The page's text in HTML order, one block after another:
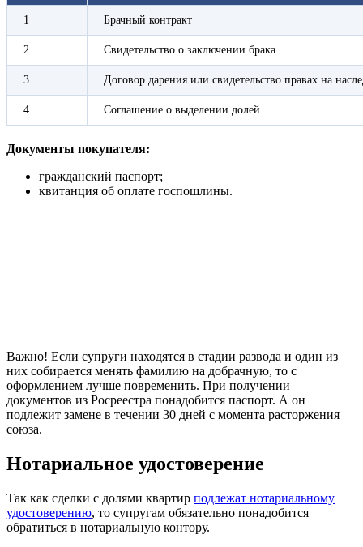
1 Брачный контракт
2 Свидетельство о заключении брака
3 Договор дарения или свидетельство правах на
4 Соглашение о выделении долей
Документы покупателя:
гражданский паспорт;
квитанция об оплате госпошлины.
Важно! Если супруги находятся в стадии развода и один из
них собирается менять фамилию на добрачную, то с
оформлением лучше повременить. При получении
документов из Росреестра понадобится паспорт. А он
подлежит замене в течении 30 дней с момента расторжения
союза.
Нотариальное удостоверение
Так как сделки с долями квартир подлежат нотариальному
удостоверению, то супругам обязательно понадобится
обратиться в нотариальную контору.